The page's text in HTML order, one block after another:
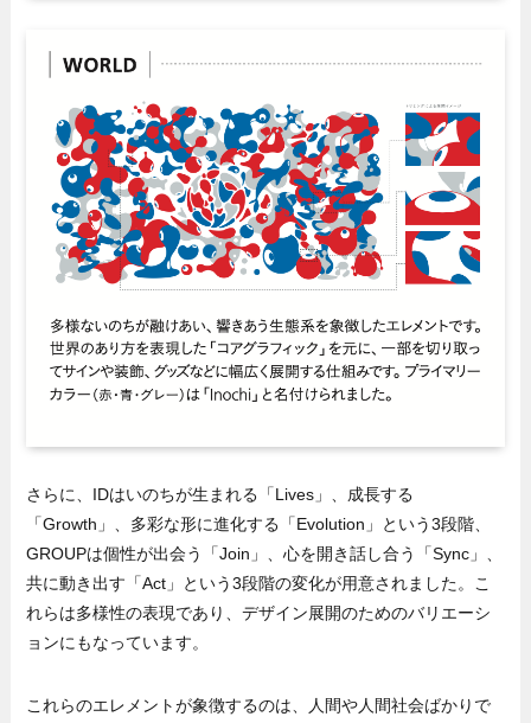
さらに、IDはいのちが生まれる「Lives」、成長する
「Growth」、多彩な形に進化する「Evolution」という3段階、
GROUPは個性が出会う「Join」、心を開き話し合う「Sync」、
共に動き出す「Act」という3段階の変化が用意されました。こ
れらは多様性の表現であり、デザイン展開のためのバリエーシ
ョンにもなっています。
これらのエレメントが象徴するのは、人間や人間社会ばかりで